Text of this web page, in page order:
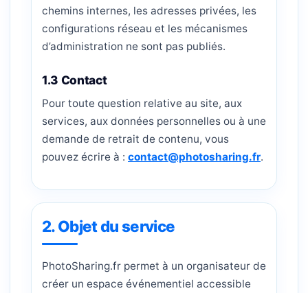
chemins internes, les adresses privées, les
configurations réseau et les mécanismes
d’administration ne sont pas publiés.
1.3 Contact
Pour toute question relative au site, aux
services, aux données personnelles ou à une
demande de retrait de contenu, vous
pouvez écrire à : contact@photosharing.fr.
2. Objet du service
PhotoSharing.fr permet à un organisateur de
créer un espace événementiel accessible